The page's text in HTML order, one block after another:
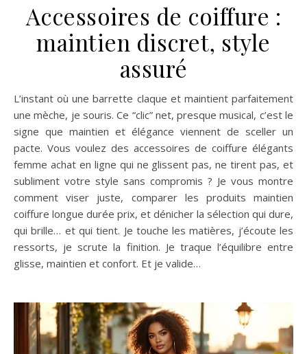
Accessoires de coiffure :
maintien discret, style
assuré
L’instant où une barrette claque et maintient parfaitement
une mèche, je souris. Ce “clic” net, presque musical, c’est le
signe que maintien et élégance viennent de sceller un
pacte. Vous voulez des accessoires de coiffure élégants
femme achat en ligne qui ne glissent pas, ne tirent pas, et
subliment votre style sans compromis ? Je vous montre
comment viser juste, comparer les produits maintien
coiffure longue durée prix, et dénicher la sélection qui dure,
qui brille… et qui tient. Je touche les matières, j’écoute les
ressorts, je scrute la finition. Je traque l’équilibre entre
glisse, maintien et confort. Et je valide…